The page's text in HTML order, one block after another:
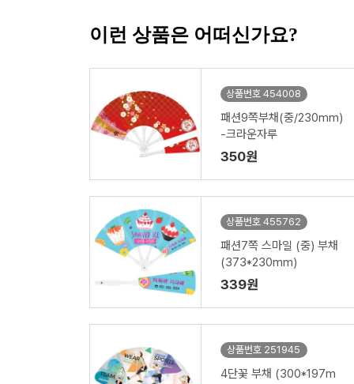
이런 상품은 어떠신가요?
상품번호 454008
패션9쪽부채(중/230mm)
-크라운자루
350원
상품번호 455762
패션7쪽 스마일 (중) 부채
(373*230mm)
339원
상품번호 251945
4단꽃 부채 (300*197m